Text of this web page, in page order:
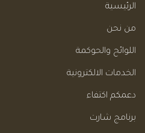
الرئيسية
من نحن
اللوائح والحوكمة
الخدمات الالكترونية
دعمكم اكتفاء
برنامج شارت